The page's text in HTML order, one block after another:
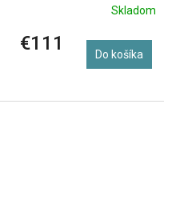
Skladom
€111 Do košíka